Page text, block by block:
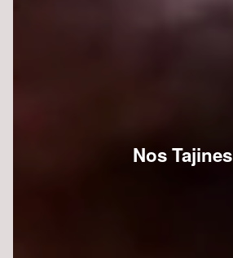
Nos Tajines